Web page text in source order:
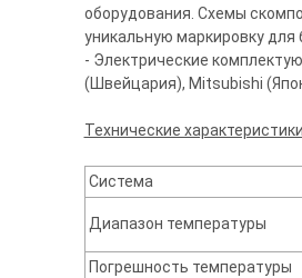
оборудования. Схемы
уникальную маркировку
- Электрические
(Швейцария), Mitsubishi
Технические
Система
Диапазон температуры
Погрешность температуры